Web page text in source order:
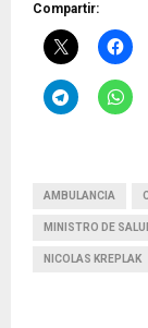
Compartir:
AMBULANCIA
MINISTRO DE
NICOLAS KREPLAK